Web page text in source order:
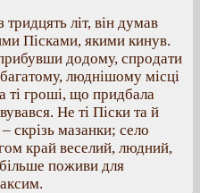
літ, він думав
Пісками, якими кинув.
додому, спродати
люднішому місці
ті гроші, що придбала
Не ті Піски та й
скрізь мазанки; село
край веселий, людний,
поживи для